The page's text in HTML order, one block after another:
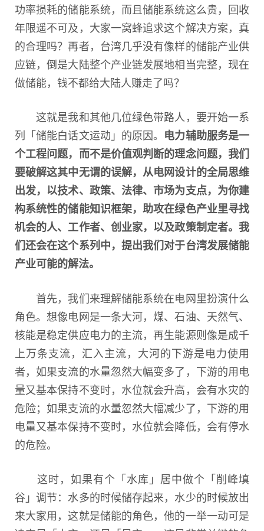
功率损耗的储能系统，而且储能系统这么贵，回收
年限遥不可及，大家一窝蜂追求这个解决方案，真
的合理吗？再者，台湾几乎没有像样的储能产业供
应链，倒是大陆整个产业链发展地相当完整，现在
做储能，钱不都给大陆人赚走了吗？
这就是我和其他几位绿色带路人，要开始一系
列「储能白话文运动」的原因。 电力辅助服务是一
个工程问题，而不是价值观判断的理念问题，我们
要破解这其中无谓的误解，从电网设计的全局思维
出发，以技术、政策、法律、市场为支点，为你建
构系统性的储能知识框架，助攻在绿色产业里寻找
机会的人、工作者、创业家，以及政策制定者。我
们还会在这个系列中，提出我们对于台湾发展储能
产业可能的解法。
首先，我们来理解储能系统在电网里扮演什么
角色。想像电网是一条大河，煤、石油、天然气、
核能是稳定供应电力的主流，再生能源则像是成千
上万条支流，汇入主流，大河的下游是电力使用
者，如果支流的水量忽然大幅变多了，下游的用电
量又基本保持不变时，水位就会升高，会有水灾的
危险；如果支流的水量忽然大幅减少了，下游的用
电量又基本保持不变时，水位就会降低，会有停水
的危险。
这时，如果有个「水库」居中做个「削峰填
谷」调节：水多的时候储存起来，水少的时候放出
来大家用，这就是储能的角色，他的一举一动可是